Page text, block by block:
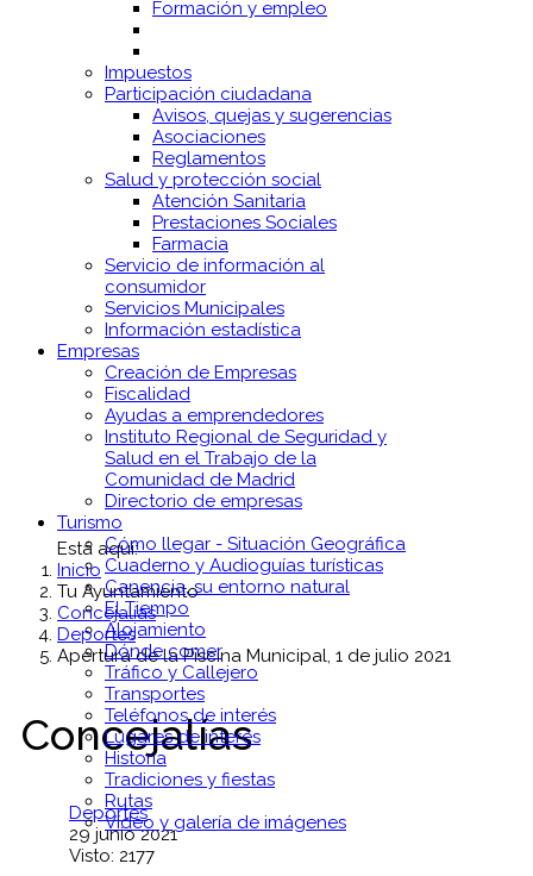
Formación y empleo
Impuestos
Participación ciudadana
Avisos, quejas y sugerencias
Asociaciones
Reglamentos
Salud y protección social
Atención Sanitaria
Prestaciones Sociales
Farmacia
Servicio de información al
consumidor
Servicios Municipales
Información estadística
Empresas
Creación de Empresas
Fiscalidad
Ayudas a emprendedores
Instituto Regional de Seguridad y
Salud en el Trabajo de la
Comunidad de Madrid
Directorio de empresas
Turismo
Cómo llegar - Situación Geográfica
Cuaderno y Audioguías turísticas
Canencia, su entorno natural
El Tiempo
Alojamiento
Dónde comer
Tráfico y Callejero
Transportes
Teléfonos de interés
Lugares de interés
Historia
Tradiciones y fiestas
Rutas
Vídeo y galería de imágenes
Está aquí:
Inicio
Tu Ayuntamiento
Concejalías
Deportes
Apertura de la Piscina Municipal, 1 de julio 2021
Concejalías
Deportes
29 junio 2021
Visto: 2177